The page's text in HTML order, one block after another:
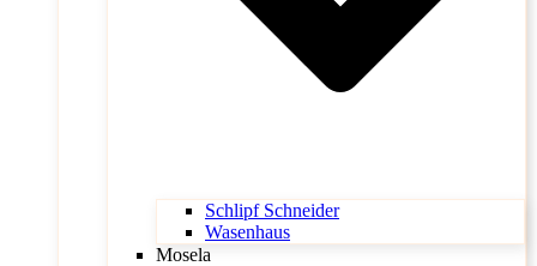
Schlipf Schneider
Wasenhaus
Mosela